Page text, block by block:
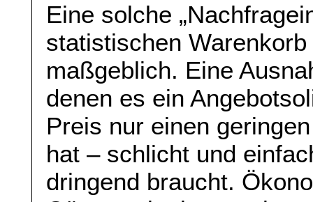
Eine solche
statistischen
maßgeblich. Eine
denen es ein
Preis nur einen
hat – schlicht und
dringend braucht.